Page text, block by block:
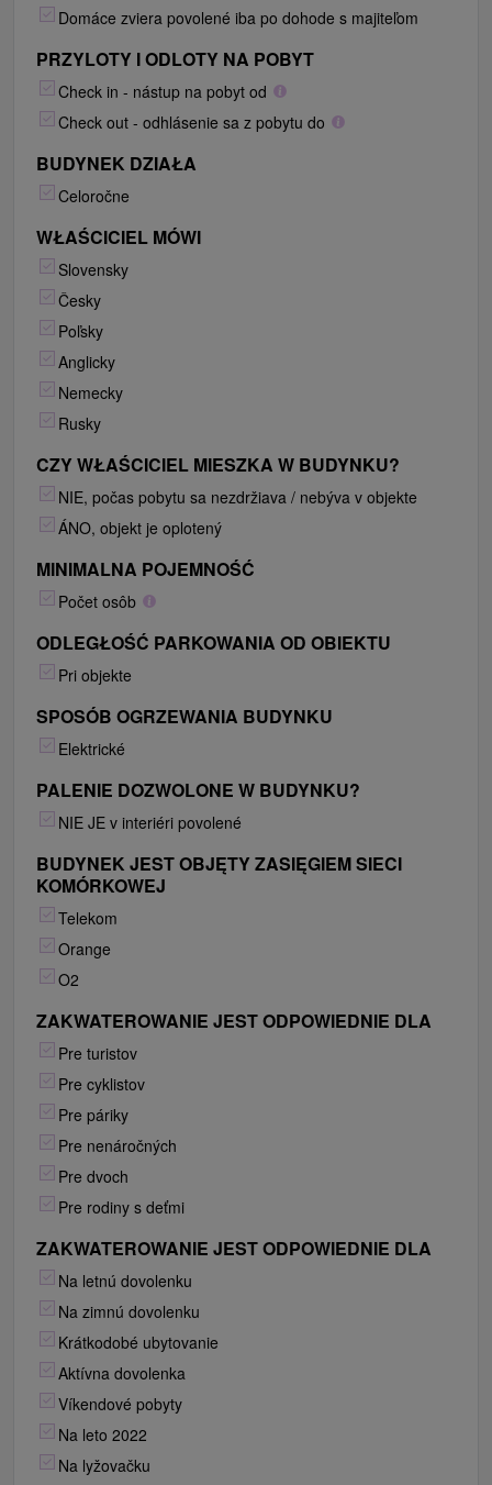
Domáce zviera povolené iba po dohode s majiteľom
PRZYLOTY I ODLOTY NA POBYT
Check in - nástup na pobyt od
Check out - odhlásenie sa z pobytu do
BUDYNEK DZIAŁA
Celoročne
WŁAŚCICIEL MÓWI
Slovensky
Česky
Poľsky
Anglicky
Nemecky
Rusky
CZY WŁAŚCICIEL MIESZKA W BUDYNKU?
NIE, počas pobytu sa nezdržiava / nebýva v objekte
ÁNO, objekt je oplotený
MINIMALNA POJEMNOŚĆ
Počet osôb
ODLEGŁOŚĆ PARKOWANIA OD OBIEKTU
Pri objekte
SPOSÓB OGRZEWANIA BUDYNKU
Elektrické
PALENIE DOZWOLONE W BUDYNKU?
NIE JE v interiéri povolené
BUDYNEK JEST OBJĘTY ZASIĘGIEM SIECI
KOMÓRKOWEJ
Telekom
Orange
O2
ZAKWATEROWANIE JEST ODPOWIEDNIE DLA
Pre turistov
Pre cyklistov
Pre páriky
Pre nenáročných
Pre dvoch
Pre rodiny s deťmi
ZAKWATEROWANIE JEST ODPOWIEDNIE DLA
Na letnú dovolenku
Na zimnú dovolenku
Krátkodobé ubytovanie
Aktívna dovolenka
Víkendové pobyty
Na leto 2022
Na lyžovačku